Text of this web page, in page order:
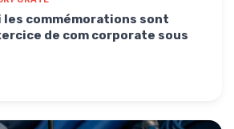
les commémorations sont
de com corporate sous